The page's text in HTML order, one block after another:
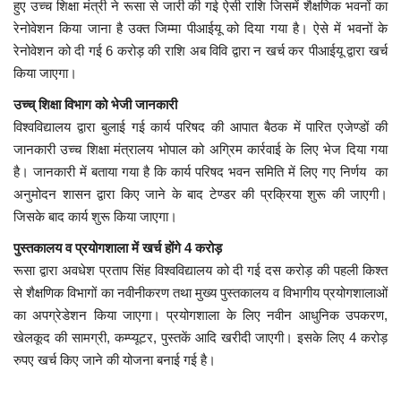
हुए उच्च शिक्षा मंत्री ने रूसा से जारी की गई ऐसी राशि जिसमें शैक्षणिक भवनों का
रेनोवेशन किया जाना है उक्त जिम्मा पीआईयू को दिया गया है। ऐसे में भवनों के
रेनोवेशन को दी गई 6 करोड़ की राशि अब विवि द्वारा न खर्च कर पीआईयू द्वारा खर्च
किया जाएगा।
उच्च् शिक्षा विभाग को भेजी जानकारी
विश्वविद्यालय द्वारा बुलाई गई कार्य परिषद की आपात बैठक में पारित एजेण्डों की
जानकारी उच्च शिक्षा मंत्रालय भोपाल को अग्रिम कार्रवाई के लिए भेज दिया गया
है। जानकारी में बताया गया है कि कार्य परिषद भवन समिति में लिए गए निर्णय का
अनुमोदन शासन द्वारा किए जाने के बाद टेण्डर की प्रक्रिया शुरू की जाएगी।
जिसके बाद कार्य शुरू किया जाएगा।
पुस्तकालय व प्रयोगशाला में खर्च होंगे 4 करोड़
रूसा द्वारा अवधेश प्रताप सिंह विश्वविद्यालय को दी गई दस करोड़ की पहली किश्त
से शैक्षणिक विभागों का नवीनीकरण तथा मुख्य पुस्तकालय व विभागीय प्रयोगशालाओं
का अपग्रेडेशन किया जाएगा। प्रयोगशाला के लिए नवीन आधुनिक उपकरण,
खेलकूद की सामग्री, कम्प्यूटर, पुस्तकें आदि खरीदी जाएगी। इसके लिए 4 करोड़
रुपए खर्च किए जाने की योजना बनाई गई है।